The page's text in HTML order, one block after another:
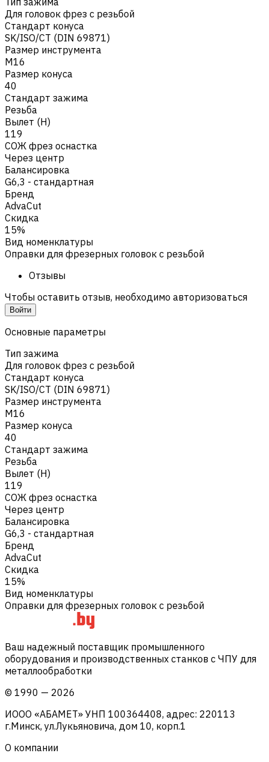
Для головок фрез с резьбой
Стандарт конуса
SK/ISO/CT (DIN 69871)
Размер инструмента
M16
Размер конуса
40
Стандарт зажима
Резьба
Вылет (H)
119
СОЖ фрез оснастка
Через центр
Балансировка
G6,3 - стандартная
Бренд
AdvaCut
Скидка
15%
Вид номенклатуры
Оправки для фрезерных головок с резьбой
Отзывы
Чтобы оставить отзыв, необходимо авторизоваться
Войти
Основные параметры
Тип зажима
Для головок фрез с резьбой
Стандарт конуса
SK/ISO/CT (DIN 69871)
Размер инструмента
M16
Размер конуса
40
Стандарт зажима
Резьба
Вылет (H)
119
СОЖ фрез оснастка
Через центр
Балансировка
G6,3 - стандартная
Бренд
AdvaCut
Скидка
15%
Вид номенклатуры
Оправки для фрезерных головок с резьбой
Ваш надежный поставщик промышленного
оборудования и производственных станков с ЧПУ для
металлообработки
© 1990 — 2026
ИООО «АБАМЕТ» УНП 100364408, адрес: 220113
г.Минск, ул.Лукьяновича, дом 10, корп.1
О компании